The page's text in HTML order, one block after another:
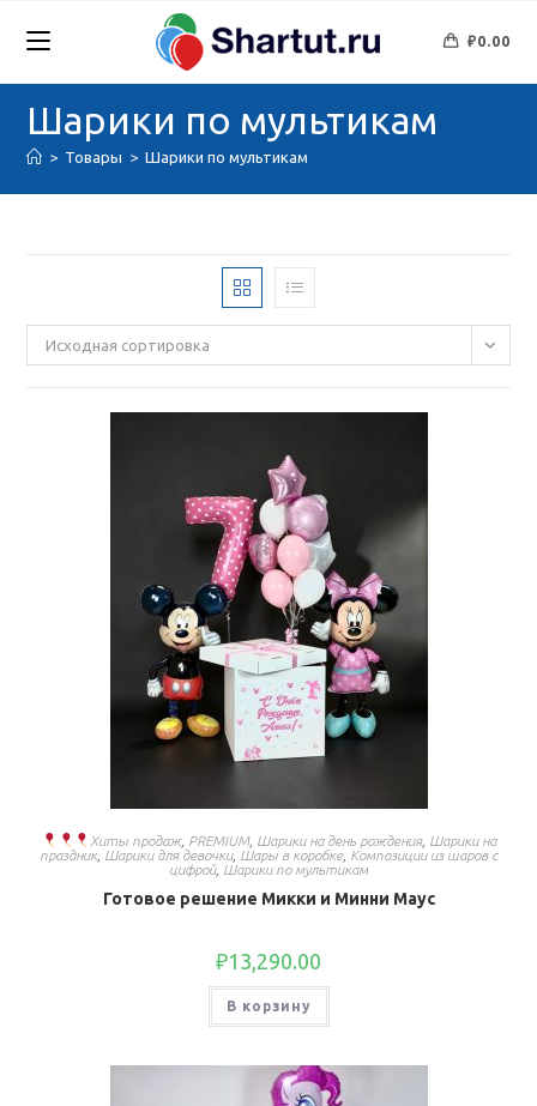
₽0.00
Шарики по мультикам
> Товары > Шарики по мультикам
Исходная сортировка
Хиты продаж, PREMIUM, Шарики на день рождения, Шарики на
праздник, Шарики для девочки, Шары в коробке, Композиции из шаров с
цифрой, Шарики по мультикам
Готовое решение Микки и Минни Маус
₽13,290.00
В корзину